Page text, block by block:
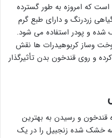
که امروزه به طور گسترده
زردرنگ و دارای طبع گرم
و پودر استفاده می شود.
وساز کربوهیدرات ها نقش
و روی قندخون بدن تأثیرگذار
قندخون و رسیدن به بهترین
پودر یا ریشه خشک شده زنجبیل را در یک